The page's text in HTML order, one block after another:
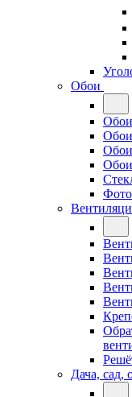
Обои
Обои
Дача, сад,